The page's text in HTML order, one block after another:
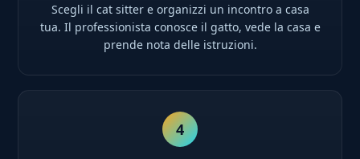
Scegli il cat sitter e organizzi un incontro a casa
tua. Il professionista conosce il gatto, vede la casa e
prende nota delle istruzioni.
4